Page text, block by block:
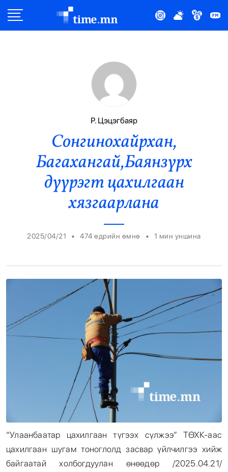
Эдийн Засаг
Нийтлэлчийн Булан
Эрүүл Мэнд
Орон Нутаг
Эрэн Сурвалжилга
Р. Цэцэгбаяр
Сонгинохайрхан,
Багахангай,Баянзүрх
дүүрэгт цахилгаан
хязгаарлана
2025/04/21 • 474 өдрийн өмнө • 1 мин уншина
“Улаанбаатар цахилгаан түгээх сүлжээ” ТӨХК-аас
цахилгаан шугам тоноглолд засвар үйлчилгээ хийж
байгаатай холбогдуулан өнөөдөр /2025.04.21/